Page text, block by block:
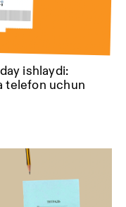
ishlaydi:
telefon uchun